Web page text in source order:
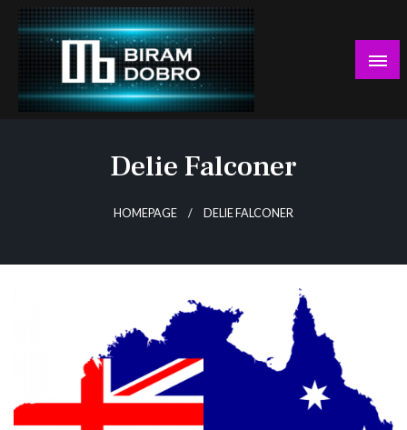
Skip
content
Delie Falconer
HOMEPAGE DELIE FALCONER